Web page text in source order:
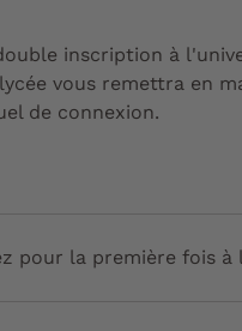
inscription à
vous remettra en
de connexion.
pour la première fois à